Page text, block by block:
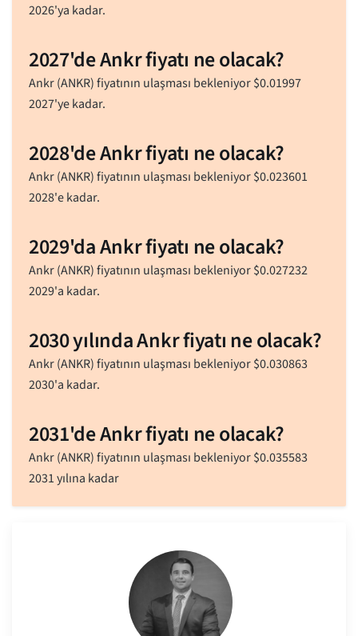
2026'ya kadar.
2027'de Ankr fiyatı ne olacak?
Ankr (ANKR) fiyatının ulaşması bekleniyor$0.01997
2027'ye kadar.
2028'de Ankr fiyatı ne olacak?
Ankr (ANKR) fiyatının ulaşması bekleniyor$0.023601
2028'e kadar.
2029'da Ankr fiyatı ne olacak?
Ankr (ANKR) fiyatının ulaşması bekleniyor$0.027232
2029'a kadar.
2030 yılında Ankr fiyatı ne olacak?
Ankr (ANKR) fiyatının ulaşması bekleniyor$0.030863
2030'a kadar.
2031'de Ankr fiyatı ne olacak?
Ankr (ANKR) fiyatının ulaşması bekleniyor$0.035583
2031 yılına kadar